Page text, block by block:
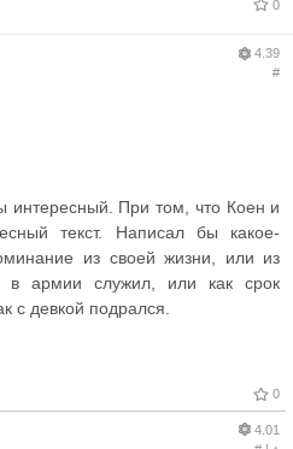
0
4.39
#
интересный. При том, что Коен и
текст. Написал бы какое-
из своей жизни, или из
в армии служил, или как срок
с девкой подрался.
0
4.01